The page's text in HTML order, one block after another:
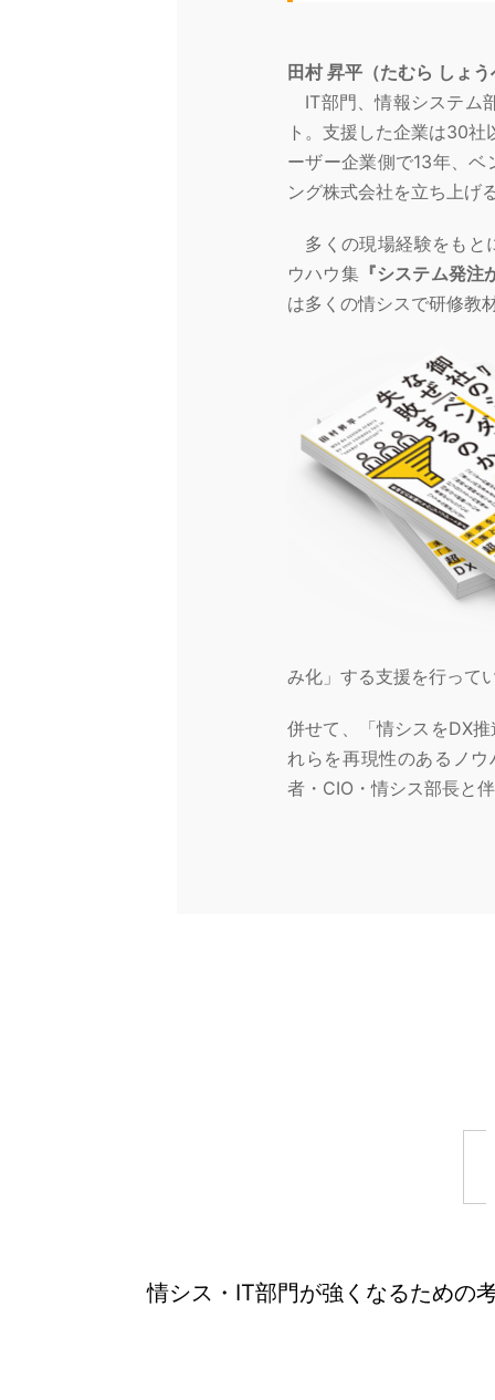
田村 昇平（たむら しょ
IT部門、情報システム
ト。支援した企業は30
ーザー企業側で13年、
ング株式会社を立ち上げ
多くの現場経験をもと
ウハウ集『システム発注
は多くの情シスで研修教
み化」する支援を行って
併せて、「情シスをDX
れらを再現性のあるノ
者・CIO・情シス部長と
情シス・IT部門が強くなるための